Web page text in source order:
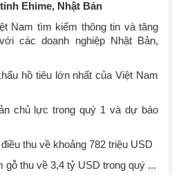
Ehime, Nhật Bản
Nam tìm kiếm thông tin và tăng
các doanh nghiệp Nhật Bản,
hồ tiêu lớn nhất của Việt Nam
chủ lực trong quý 1 và dự báo
thu về khoảng 782 triệu USD
gỗ thu về 3,4 tỷ USD trong quý ...